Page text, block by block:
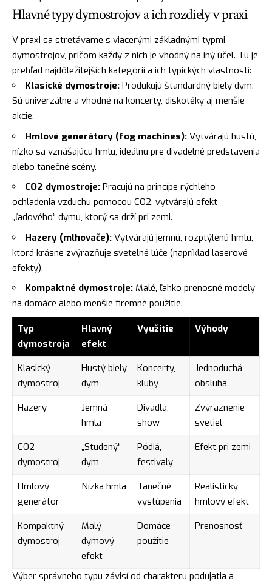
Hlavné typy dymostrojov a ich rozdiely v praxi
V praxi sa stretávame s viacerými základnými typmi
dymostrojov, pričom každý z nich je vhodný na iný účel. Tu je
prehľad najdôležitejších kategórií a ich typických vlastností:
Klasické dymostroje: Produkujú štandardný biely dym.
Sú univerzálne a vhodné na koncerty, diskotéky aj menšie
akcie.
Hmlové generátory (fog machines): Vytvárajú hustú,
nízko sa vznášajúcu hmlu, ideálnu pre divadelné predstavenia
alebo tanečné scény.
CO2 dymostroje: Pracujú na princípe rýchleho
ochladenia vzduchu pomocou CO2, vytvárajú efekt
„ľadového“ dymu, ktorý sa drží pri zemi.
Hazery (mlhovače): Vytvárajú jemnú, rozptýlenú hmlu,
ktorá krásne zvýrazňuje svetelné lúče (napríklad laserové
efekty).
Kompaktné dymostroje: Malé, ľahko prenosné modely
na domáce alebo menšie firemné použitie.
Typ
dymostroja
Hlavný
efekt
Využitie Výhody
Klasický
dymostroj
Hustý biely
dym
Koncerty,
kluby
Jednoduchá
obsluha
Hazery
Jemná
hmla
Divadlá,
show
Zvýraznenie
svetiel
CO2
dymostroj
„Studený“
dym
Pódiá,
festivaly
Efekt pri zemi
Hmlový
generátor
Nízka hmla
Tanečné
vystúpenia
Realistický
hmlový efekt
Kompaktný
dymostroj
Malý
dymový
efekt
Domáce
použitie
Prenosnosť
Výber správneho typu závisí od charakteru podujatia a